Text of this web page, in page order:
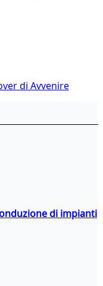
di Avvenire
di impianti